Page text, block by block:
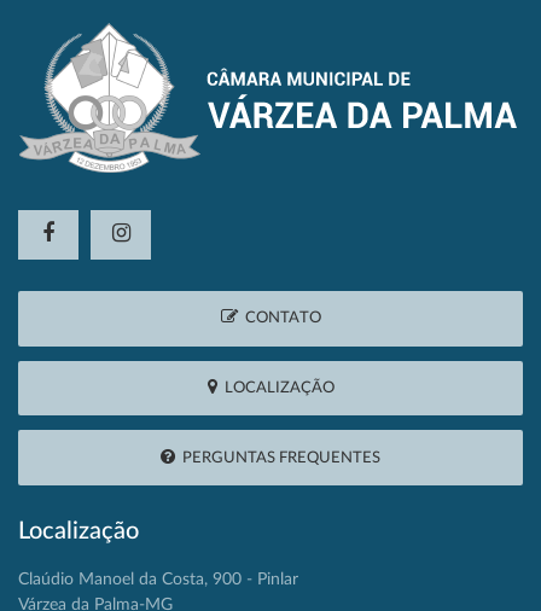
CONTATO
LOCALIZAÇÃO
PERGUNTAS FREQUENTES
Localização
Claúdio Manoel da Costa, 900 - Pinlar
Várzea da Palma-MG